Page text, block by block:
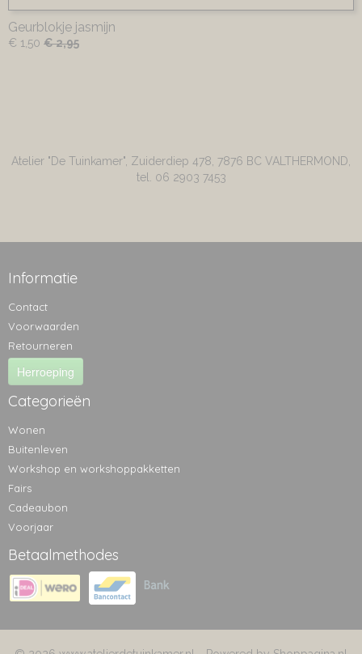
Geurblokje jasmijn
€ 1,50 € 2,95
Atelier "De Tuinkamer", Zuiderdiep 478, 7876 BC VALTHERMOND,
tel. 06 2903 7453
Informatie
Contact
Voorwaarden
Retourneren
Herroeping
Categorieën
Wonen
Buitenleven
Workshop en workshoppakketten
Fairs
Cadeaubon
Voorjaar
Betaalmethodes